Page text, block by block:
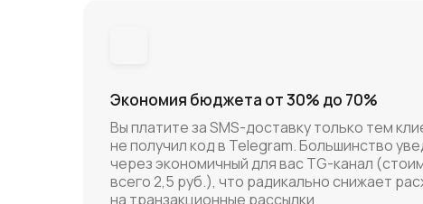
Вы платите за SMS-доставку только тем
не получил код в Telegram. Большинство
через экономичный для вас TG-канал
всего 2,5 руб.), что радикально снижает
на транзакционные рассылки
Экономия бюджета от 30% до 70%